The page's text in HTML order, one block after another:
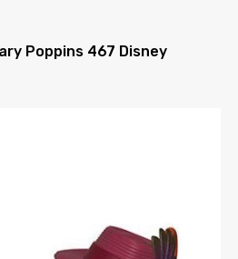
Poppins 467 Disney